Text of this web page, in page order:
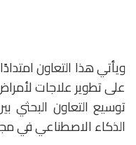
ويأتي هذا التعاون
على تطوير علاجات
توسيع التعاون البحثي
الذكاء الاصطناعي في